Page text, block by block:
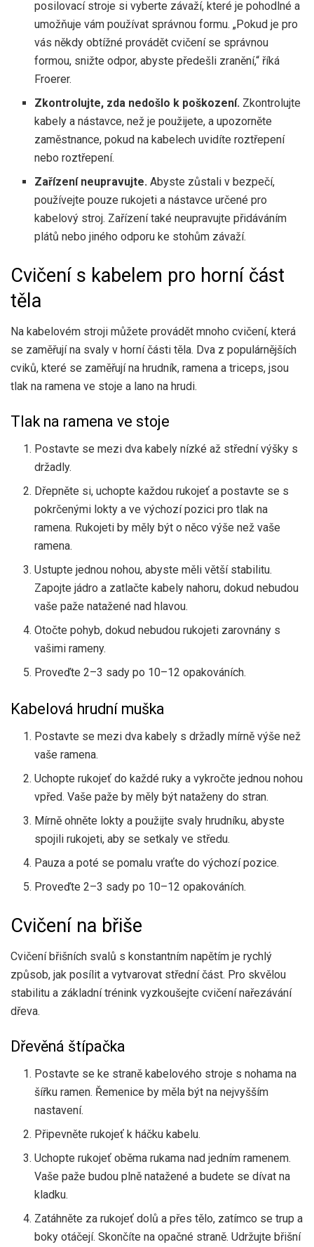
posilovací stroje si vyberte závaží, které je pohodlné a
umožňuje vám používat správnou formu. „Pokud je pro
vás někdy obtížné provádět cvičení se správnou
formou, snižte odpor, abyste předešli zranění,“ říká
Froerer.
Zkontrolujte, zda nedošlo k poškození. Zkontrolujte
kabely a nástavce, než je použijete, a upozorněte
zaměstnance, pokud na kabelech uvidíte roztřepení
nebo roztřepení.
Zařízení neupravujte. Abyste zůstali v bezpečí,
používejte pouze rukojeti a nástavce určené pro
kabelový stroj. Zařízení také neupravujte přidáváním
plátů nebo jiného odporu ke stohům závaží.
Cvičení s kabelem pro horní část
těla
Na kabelovém stroji můžete provádět mnoho cvičení, která
se zaměřují na svaly v horní části těla. Dva z populárnějších
cviků, které se zaměřují na hrudník, ramena a triceps, jsou
tlak na ramena ve stoje a lano na hrudi.
Tlak na ramena ve stoje
Postavte se mezi dva kabely nízké až střední výšky s
držadly.
Dřepněte si, uchopte každou rukojeť a postavte se s
pokrčenými lokty a ve výchozí pozici pro tlak na
ramena. Rukojeti by měly být o něco výše než vaše
ramena.
Ustupte jednou nohou, abyste měli větší stabilitu.
Zapojte jádro a zatlačte kabely nahoru, dokud nebudou
vaše paže natažené nad hlavou.
Otočte pohyb, dokud nebudou rukojeti zarovnány s
vašimi rameny.
Proveďte 2–3 sady po 10–12 opakováních.
Kabelová hrudní muška
Postavte se mezi dva kabely s držadly mírně výše než
vaše ramena.
Uchopte rukojeť do každé ruky a vykročte jednou nohou
vpřed. Vaše paže by měly být nataženy do stran.
Mírně ohněte lokty a použijte svaly hrudníku, abyste
spojili rukojeti, aby se setkaly ve středu.
Pauza a poté se pomalu vraťte do výchozí pozice.
Proveďte 2–3 sady po 10–12 opakováních.
Cvičení na břiše
Cvičení břišních svalů s konstantním napětím je rychlý
způsob, jak posílit a vytvarovat střední část. Pro skvělou
stabilitu a základní trénink vyzkoušejte cvičení nařezávání
dřeva.
Dřevěná štípačka
Postavte se ke straně kabelového stroje s nohama na
šířku ramen. Řemenice by měla být na nejvyšším
nastavení.
Připevněte rukojeť k háčku kabelu.
Uchopte rukojeť oběma rukama nad jedním ramenem.
Vaše paže budou plně natažené a budete se dívat na
kladku.
Zatáhněte za rukojeť dolů a přes tělo, zatímco se trup a
boky otáčejí. Skončíte na opačné straně. Udržujte břišní